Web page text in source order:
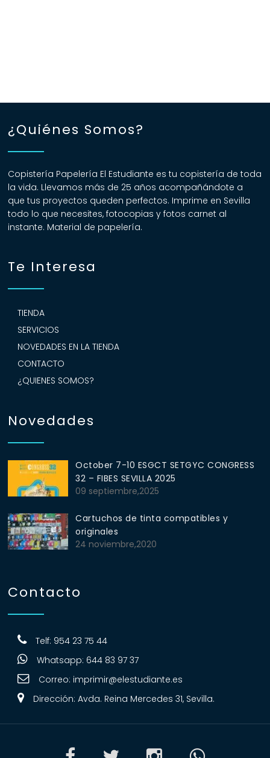
¿Quiénes Somos?
Copistería Papelería El Estudiante es tu copistería de toda
la vida. Llevamos más de 25 años acompañándote a
que tus proyectos queden perfectos. Imprime en Sevilla
todo lo que necesites, fotocopias y fotos carnet al
instante. Material de papelería.
Te Interesa
TIENDA
SERVICIOS
NOVEDADES EN LA TIENDA
CONTACTO
¿QUIENES SOMOS?
Novedades
October 7-10 ESGCT SETGYC CONGRESS
32 – FIBES SEVILLA 2025
09 septiembre,2025
Cartuchos de tinta compatibles y
originales
24 noviembre,2020
Contacto
Telf: 954 23 75 44
Whatsapp: 644 83 97 37
Correo: imprimir@elestudiante.es
Dirección: Avda. Reina Mercedes 31, Sevilla.